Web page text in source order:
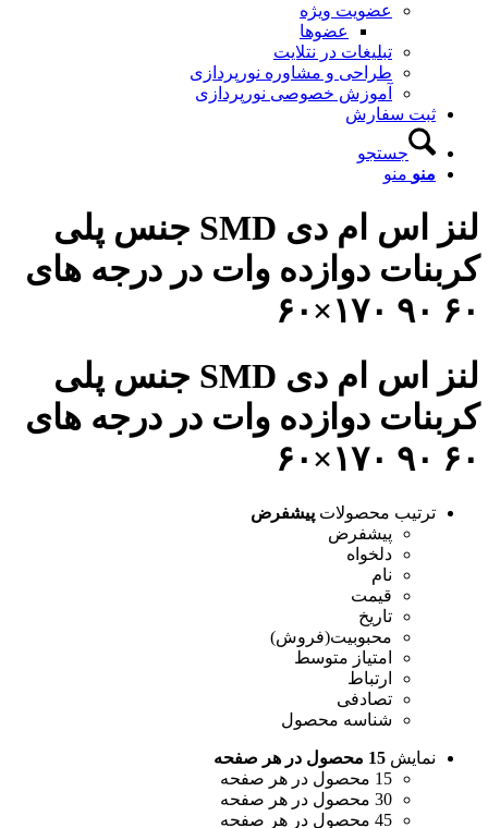
عضویت ویژه
عضوها
تبلیغات در نتلایت
طراحی و مشاوره نورپردازی
آموزش خصوصی نورپردازی
ثبت سفارش
جستجو
منو منو
لنز اس ام دی SMD جنس پلی
کربنات دوازده وات در درجه های
۶۰ ۹۰ ۱۷۰×۶۰
لنز اس ام دی SMD جنس پلی
کربنات دوازده وات در درجه های
۶۰ ۹۰ ۱۷۰×۶۰
ترتیب محصولات پیشفرض
پیشفرض
دلخواه
نام
قیمت
تاریخ
محبوبیت(فروش)
امتیاز متوسط
ارتباط
تصادفی
شناسه محصول
نمایش 15 محصول در هر صفحه
15 محصول در هر صفحه
30 محصول در هر صفحه
45 محصول در هر صفحه